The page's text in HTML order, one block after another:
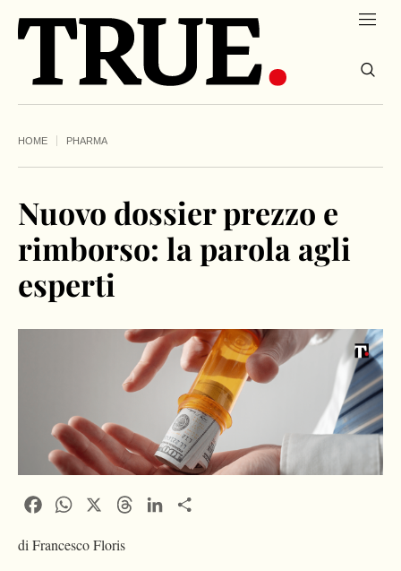
HOME PHARMA
Nuovo dossier prezzo e
rimborso: la parola agli
esperti
FacebookWhatsApp ThreadsLinkedIn
di Francesco Floris